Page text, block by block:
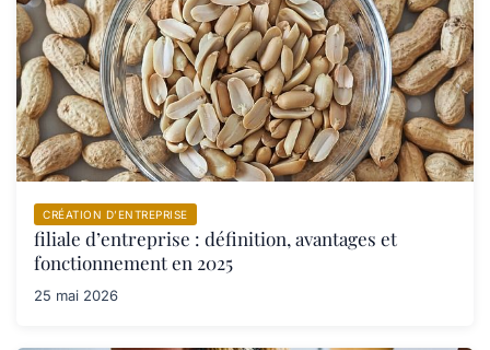
CRÉATION D’ENTREPRISE
filiale d’entreprise : définition, avantages et
fonctionnement en 2025
25 mai 2026